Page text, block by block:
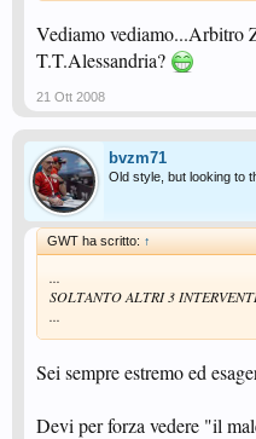
grandioso cinque a zero (per gli
presto.
- - -
da fastidio come una vetrificata
per cortesia... lo dica
Vediamo vediamo...Arbitro
T.T.Alessandria?
21 Ott 2008
bvzm71
Old style, but looking to
GWT ha scritto: ↑
...
SOLTANTO ALTRI 3
...
Sei sempre estremo ed
Devi per forza vedere "il